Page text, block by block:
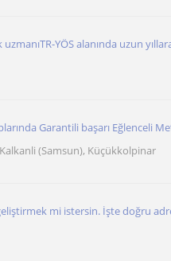
YÖS alanında uzun
Garantili başarı Eğlenceli
(Samsun), Küçükkolpinar
mi istersin. İşte doğru